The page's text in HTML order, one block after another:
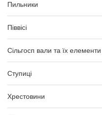
Пильники
Піввісі
Сільгосп вали та їх елементи
Ступиці
Хрестовини